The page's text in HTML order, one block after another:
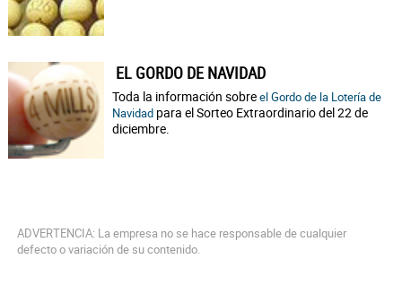
EL GORDO DE NAVIDAD
Toda la información sobreel Gordo de la Lotería de
Navidad para el Sorteo Extraordinario del 22 de
diciembre.
ADVERTENCIA: La empresa no se hace responsable de cualquier
defecto o variación de su contenido.